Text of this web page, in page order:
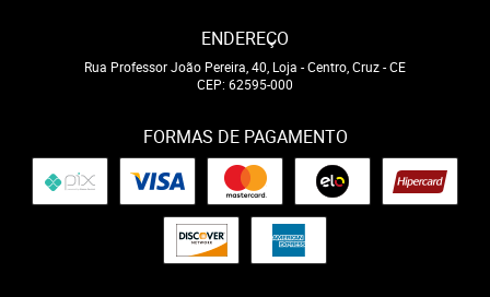
ENDEREÇO
Rua Professor João Pereira, 40, Loja -Centro, Cruz-CE
CEP: 62595-000
FORMAS DE PAGAMENTO